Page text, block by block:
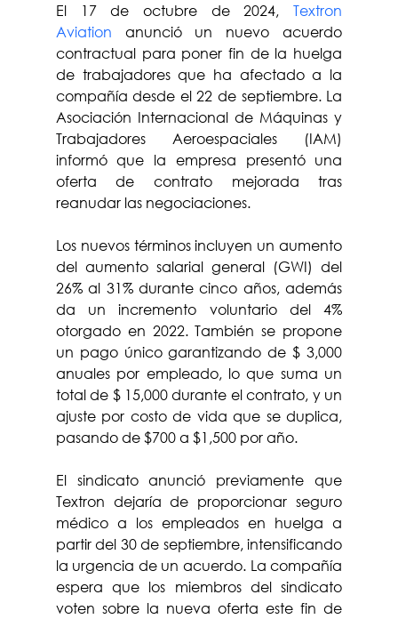
El 17 de octubre de 2024, Textron
Aviation anunció un nuevo acuerdo
contractual para poner fin de la huelga
de trabajadores que ha afectado a la
compañía desde el 22 de septiembre. La
Asociación Internacional de Máquinas y
Trabajadores Aeroespaciales (IAM)
informó que la empresa presentó una
oferta de contrato mejorada tras
reanudar las negociaciones.
Los nuevos términos incluyen un aumento
del aumento salarial general (GWI) del
26% al 31% durante cinco años, además
da un incremento voluntario del 4%
otorgado en 2022. También se propone
un pago único garantizando de $ 3,000
anuales por empleado, lo que suma un
total de $ 15,000 durante el contrato, y un
ajuste por costo de vida que se duplica,
pasando de $700 a $1,500 por año.
El sindicato anunció previamente que
Textron dejaría de proporcionar seguro
médico a los empleados en huelga a
partir del 30 de septiembre, intensificando
la urgencia de un acuerdo. La compañía
espera que los miembros del sindicato
voten sobre la nueva oferta este fin de